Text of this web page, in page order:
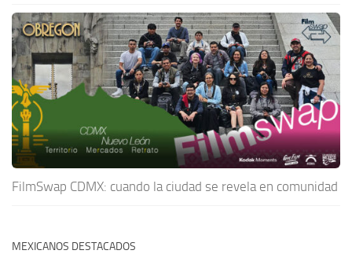
FilmSwap CDMX: cuando la ciudad se revela en comunidad
MEXICANOS DESTACADOS